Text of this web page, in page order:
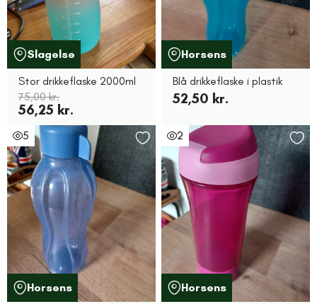
Slagelse
Stor drikkeflaske 2000ml
75,00 kr.
56,25 kr.
Horsens
Blå drikkeflaske i plastik
52,50 kr.
5
Horsens
2
Horsens